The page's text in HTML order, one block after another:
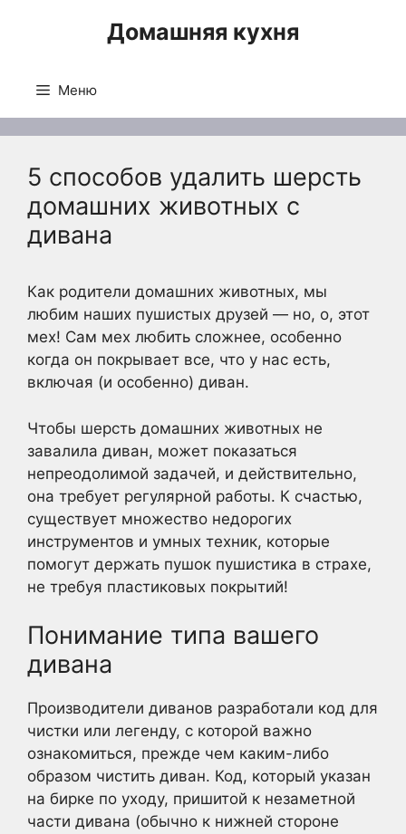
Домашняя кухня
Меню
5 способов удалить шерсть
домашних животных с
дивана
Как родители домашних животных, мы
любим наших пушистых друзей — но, о, этот
мех! Сам мех любить сложнее, особенно
когда он покрывает все, что у нас есть,
включая (и особенно) диван.
Чтобы шерсть домашних животных не
завалила диван, может показаться
непреодолимой задачей, и действительно,
она требует регулярной работы. К счастью,
существует множество недорогих
инструментов и умных техник, которые
помогут держать пушок пушистика в страхе,
не требуя пластиковых покрытий!
Понимание типа вашего
дивана
Производители диванов разработали код для
чистки или легенду, с которой важно
ознакомиться, прежде чем каким-либо
образом чистить диван. Код, который указан
на бирке по уходу, пришитой к незаметной
части дивана (обычно к нижней стороне